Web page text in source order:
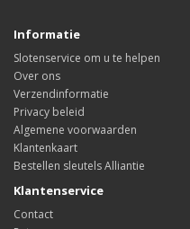
Informatie
Slotenservice om u te helpen
Over ons
Verzendinformatie
Privacy beleid
Algemene voorwaarden
Klantenkaart
Bestellen sleutels Alliantie
Klantenservice
Contact